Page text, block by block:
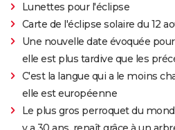
Lunettes pour l'éclipse
Carte de l'éclipse solaire du 12
Une nouvelle date évoquée
elle est plus tardive que les
C'est la langue qui a le moins
elle est européenne
Le plus gros perroquet du